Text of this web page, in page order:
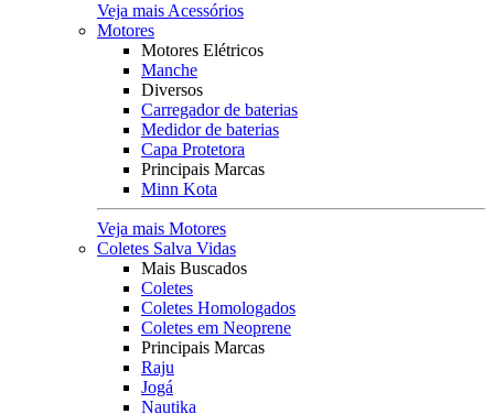
Veja mais Acessórios
Motores
Motores Elétricos
Manche
Diversos
Carregador de baterias
Medidor de baterias
Capa Protetora
Principais Marcas
Minn Kota
Veja mais Motores
Coletes Salva Vidas
Mais Buscados
Coletes
Coletes Homologados
Coletes em Neoprene
Principais Marcas
Raju
Jogá
Nautika